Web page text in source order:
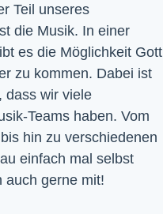
Teil unseres
die Musik. In einer
es die Möglichkeit Gott
zu kommen. Dabei ist
dass wir viele
Teams haben. Vom
hin zu verschiedenen
einfach mal selbst
auch gerne mit!